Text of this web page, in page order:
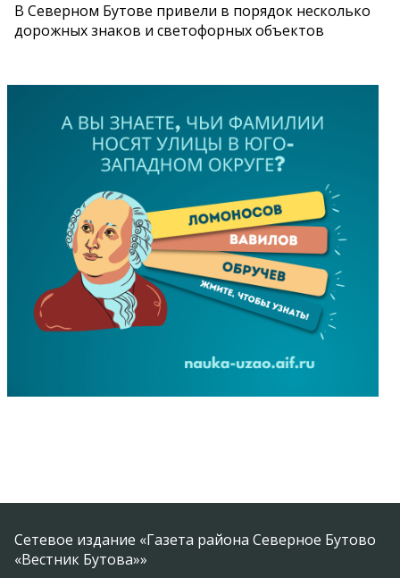
В Северном Бутове привели в порядок несколько
дорожных знаков и светофорных объектов
Сетевое издание «Газета района Северное Бутово
«Вестник Бутова»»